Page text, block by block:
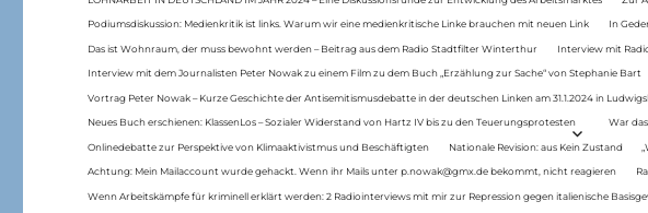
Podiumsdiskussion: Medienkritik ist links. Warum wir eine medienkritische Linke brauchen mit neuen Link In
Das ist Wohnraum, der muss bewohnt werden – Beitrag aus dem Radio Stadtfilter Winterthur Interview mit
Interview mit dem Journalisten Peter Nowak zu einem Film zu dem Buch „Erzählung zur Sache“ von Stephanie Bart
Vortrag Peter Nowak – Kurze Geschichte der Antisemitismusdebatte in der deutschen Linken am 31.1.2024 in
Neues Buch erschienen: KlassenLos – Sozialer Widerstand von Hartz IV bis zu den Teuerungsprotesten War
Onlinedebatte zur Perspektive von Klimaaktivistmus und Beschäftigten Nationale Revision: aus Kein Zustand
Achtung: Mein Mailaccount wurde gehackt. Wenn ihr Mails unter p.nowak@gmx.de bekommt, nicht reagieren
Wenn Arbeitskämpfe für kriminell erklärt werden: 2 Radiointerviews mit mir zur Repression gegen italienische